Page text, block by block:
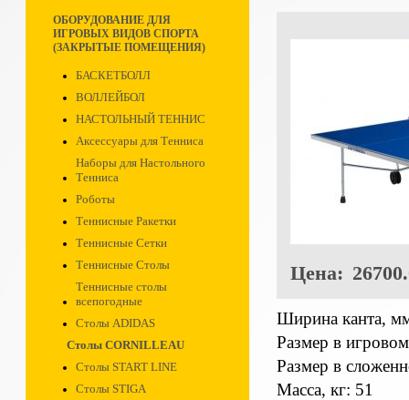
ОБОРУДОВАНИЕ ДЛЯ
ИГРОВЫХ ВИДОВ СПОРТА
(ЗАКРЫТЫЕ ПОМЕЩЕНИЯ)
БАСКЕТБОЛЛ
ВОЛЛЕЙБОЛ
НАСТОЛЬНЫЙ ТЕННИС
Аксессуары для Тенниса
Наборы для Настольного
Тенниса
Роботы
Теннисные Ракетки
Теннисные Сетки
Теннисные Столы
Теннисные столы
всепогодные
Столы ADIDAS
Столы CORNILLEAU
Столы START LINE
Столы STIGA
Цена:
Ширина канта,
Размер в
Размер в
Масса, кг: 51